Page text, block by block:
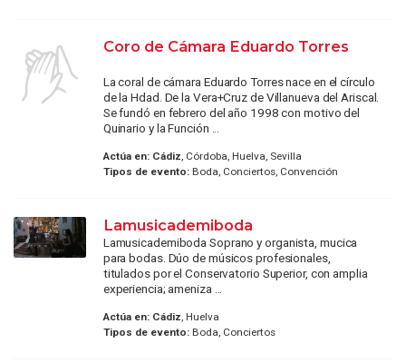
Coro de Cámara Eduardo Torres
La coral de cámara Eduardo Torres nace en el círculo
de la Hdad. De la Vera+Cruz de Villanueva del Ariscal.
Se fundó en febrero del año 1998 con motivo del
Quinario y la Función ...
Actúa en: Cádiz, Córdoba, Huelva, Sevilla
Tipos de evento:Boda, Conciertos, Convención
Lamusicademiboda
Lamusicademiboda Soprano y organista, mucica
para bodas. Dúo de músicos profesionales,
titulados por el Conservatorio Superior, con amplia
experiencia; ameniza ...
Actúa en: Cádiz, Huelva
Tipos de evento:Boda, Conciertos